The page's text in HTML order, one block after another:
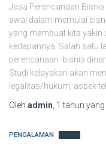
Jasa Perencanaan
awal dalam memulai
yang membuat kita
kedapannya. Salah satu
perencanaan bisnis
Studi kelayakan akan
legalitas/hukum, aspek
Oleh admin 1 tahun yang
PENGALAMAN Unduh